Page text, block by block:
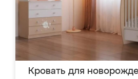
Кровать для